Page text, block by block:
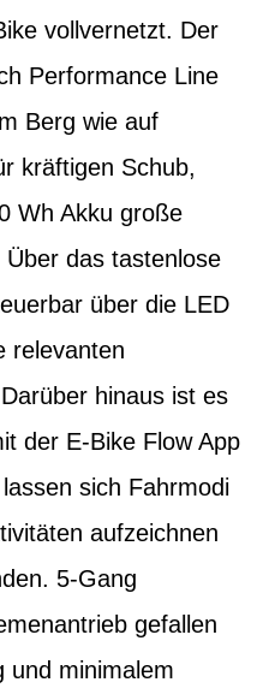
vollvernetzt. Der
Performance Line
Berg wie auf
kräftigen Schub,
Wh Akku große
das tastenlose
über die LED
relevanten
hinaus ist es
der E-Bike Flow App
sich Fahrmodi
aufzeichnen
5-Gang
gefallen
und minimalem